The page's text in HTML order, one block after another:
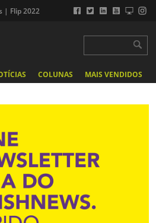
| Flip 2022
COLUNAS MAIS VENDIDOS